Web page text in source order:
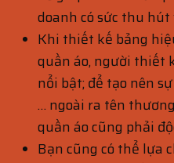
doanh có sức thu
Khi thiết kế bảng
quần áo, người thiết
nổi bật; để tạo nên
… ngoài ra tên
quần áo cũng phải
Bạn cũng có thể lựa